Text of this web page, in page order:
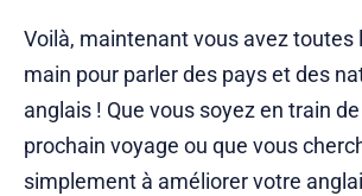
Voilà, maintenant vous avez toutes
main pour parler des pays et des
anglais ! Que vous soyez en train
prochain voyage ou que vous
simplement à améliorer votre